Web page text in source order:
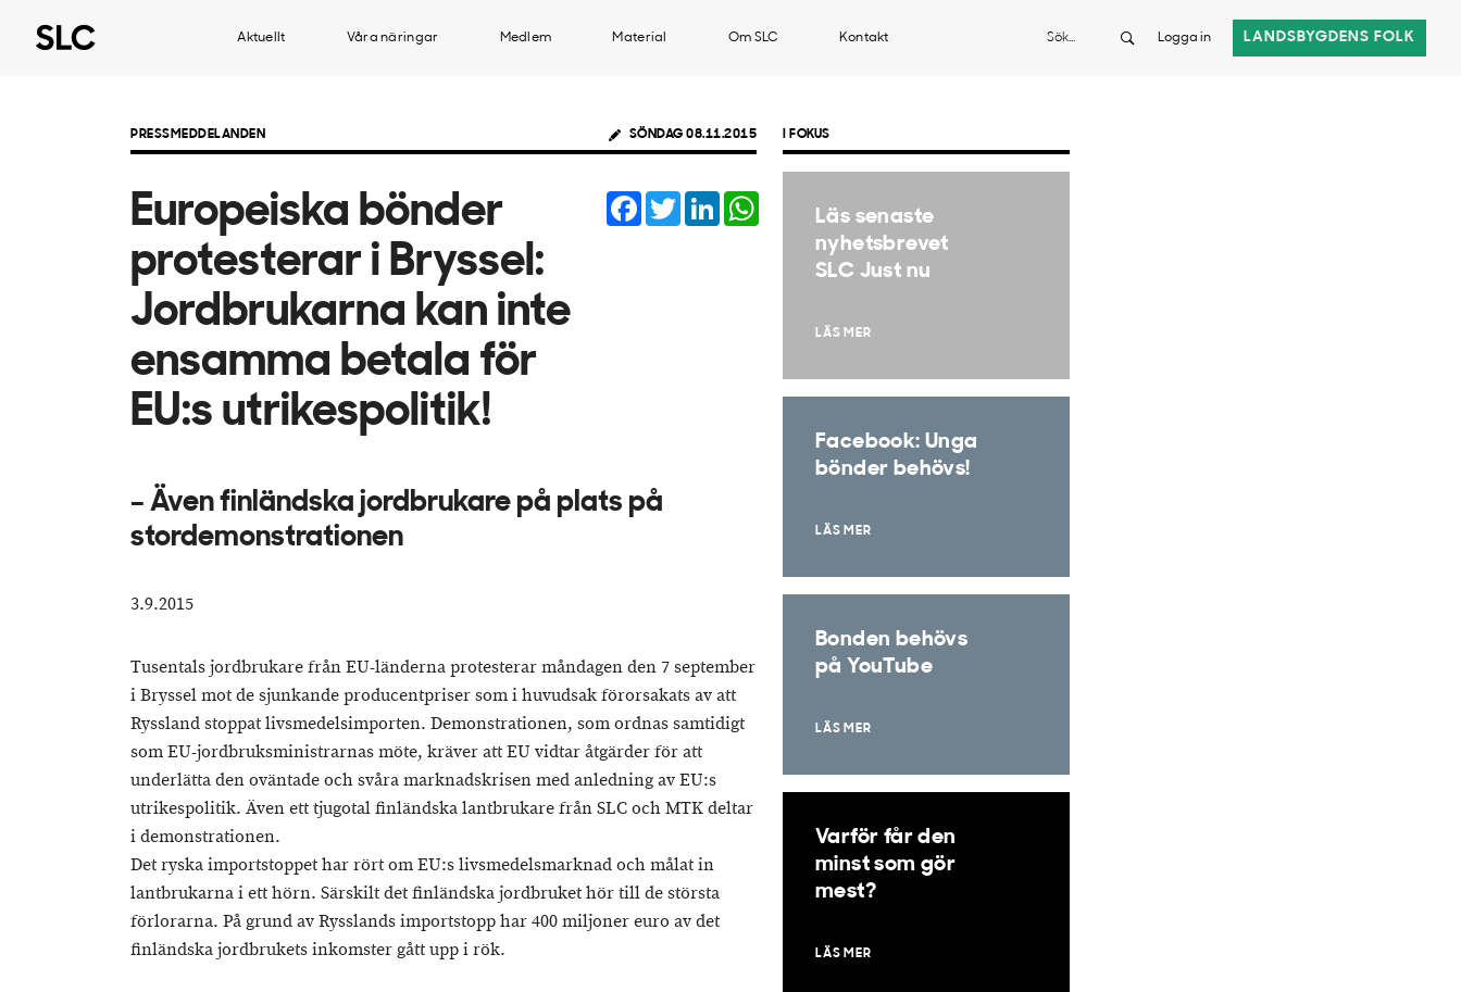
Aktuellt Våra näringar Medlem Material Om SLC Kontakt Sök Logga in LANDSBYGDENS FOLK
PRESSMEDDELANDEN SÖNDAG 08.11.2015
Europeiska bönder
protesterar i Bryssel:
Jordbrukarna kan inte
ensamma betala för
EU:s utrikespolitik!
Facebook
TwitterLinkedIn
– Även finländska jordbrukare på plats på
stordemonstrationen
3.9.2015
Tusentals jordbrukare från EU-länderna protesterar måndagen den 7 september
i Bryssel mot de sjunkande producentpriser som i huvudsak förorsakats av att
Ryssland stoppat livsmedelsimporten. Demonstrationen, som ordnas samtidigt
som EU-jordbruksministrarnas möte, kräver att EU vidtar åtgärder för att
underlätta den oväntade och svåra marknadskrisen med anledning av EU:s
utrikespolitik. Även ett tjugotal finländska lantbrukare från SLC och MTK deltar
i demonstrationen.
Det ryska importstoppet har rört om EU:s livsmedelsmarknad och målat in
lantbrukarna i ett hörn. Särskilt det finländska jordbruket hör till de största
förlorarna. På grund av Rysslands importstopp har 400 miljoner euro av det
finländska jordbrukets inkomster gått upp i rök.
I FOKUS
Läs senaste
nyhetsbrevet
SLC Just nu
LÄS MER
Facebook: Unga
bönder behövs!
LÄS MER
Bonden behövs
på YouTube
LÄS MER
Varför får den
minst som gör
mest?
LÄS MER